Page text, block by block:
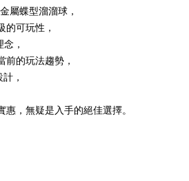
屬蝶型溜溜球，
的可玩性，
，
前的玩法趨勢，
，
，無疑是入手的絕佳選擇。